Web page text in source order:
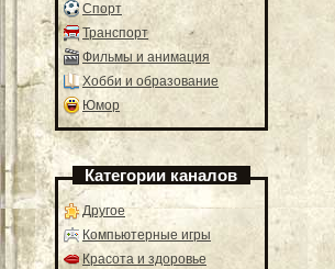
Спорт
Транспорт
Фильмы и анимация
Хобби и образование
Юмор
Категории каналов
Другое
Компьютерные игры
Красота и здоровье